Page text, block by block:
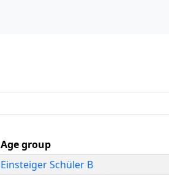
Age group
Einsteiger Schüler B